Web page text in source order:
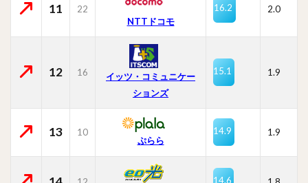
11
22
NTTドコモ
16.2 2.0
12 16
イッツ・コミュニケー
ションズ
15.1 1.9
13 10
ぷらら
14.9 1.9
14.6